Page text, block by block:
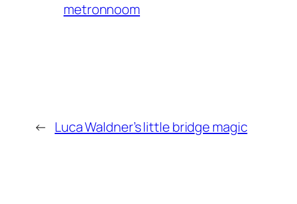
metronnoom
← Luca Waldner’s little bridge magic